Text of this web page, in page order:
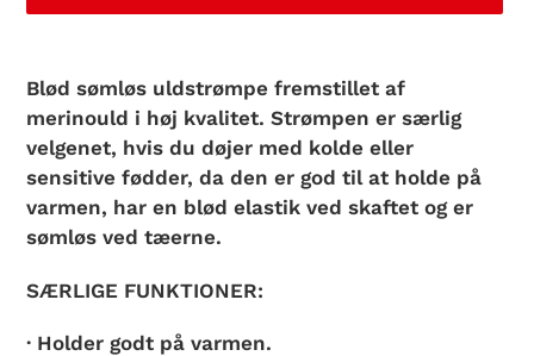
produkt
i
din
indkøbskurv
Blød sømløs uldstrømpe fremstillet af
merinould i høj kvalitet. Strømpen er særlig
velgenet, hvis du døjer med kolde eller
sensitive fødder, da den er god til at holde på
varmen, har en blød elastik ved skaftet og er
sømløs ved tæerne.
SÆRLIGE FUNKTIONER:
· Holder godt på varmen.